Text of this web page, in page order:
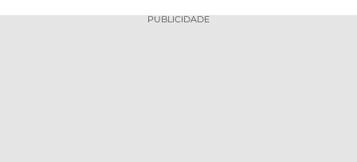
APOSTAS
SUL-
PUBLICIDADE